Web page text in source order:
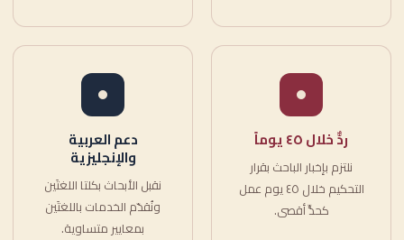
ردٌّ خلال ٤٥ يوماً
نلتزم بإخبار الباحث بقرار
التحكيم خلال ٤٥ يوم عمل
كحدٍّ أقصى.
دعم العربية
والإنجليزية
نقبل الأبحاث بكلتا اللغتَين
ونُقدّم الخدمات باللغتَين
بمعايير متساوية.